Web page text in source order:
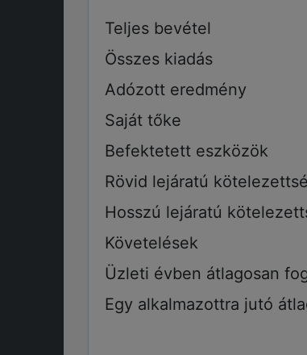
Teljes bevétel
Összes kiadás
Adózott eredmény
Saját tőke
Befektetett eszközök
Rövid lejáratú
Hosszú lejáratú
Követelések
Üzleti évben átlagosan
Egy alkalmazottra jutó